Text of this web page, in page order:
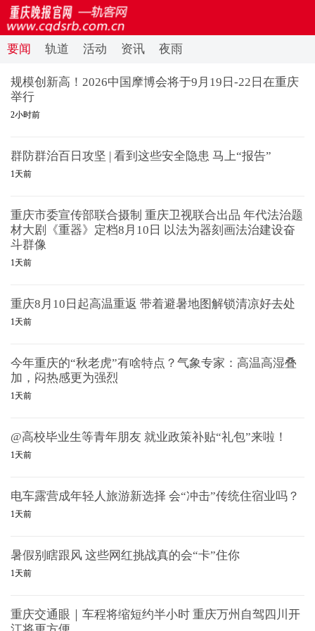
要闻 轨道 活动 资讯 夜雨
规模创新高！2026中国摩博会将于9月19日-22日在重庆
举行
2小时前
群防群治百日攻坚 | 看到这些安全隐患 马上“报告”
1天前
重庆市委宣传部联合摄制 重庆卫视联合出品 年代法治题
材大剧《重器》定档8月10日 以法为器刻画法治建设奋
斗群像
1天前
重庆8月10日起高温重返 带着避暑地图解锁清凉好去处
1天前
今年重庆的“秋老虎”有啥特点？气象专家：高温高湿叠
加，闷热感更为强烈
1天前
@高校毕业生等青年朋友 就业政策补贴“礼包”来啦！
1天前
电车露营成年轻人旅游新选择 会“冲击”传统住宿业吗？
1天前
暑假别瞎跟风 这些网红挑战真的会“卡”住你
1天前
重庆交通眼｜车程将缩短约半小时 重庆万州自驾四川开